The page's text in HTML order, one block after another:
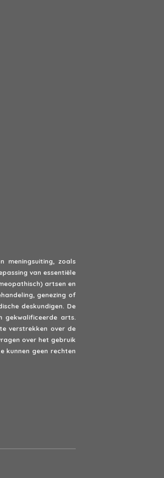
meningsuiting, zoals
van essentiële
artsen en
genezing of
deskundigen. De
gekwalificeerde arts.
verstrekken over de
over het gebruik
kunnen geen rechten